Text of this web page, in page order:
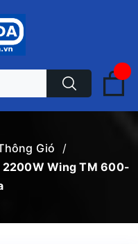
Gió
/
2200W Wing TM 600-